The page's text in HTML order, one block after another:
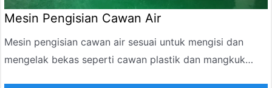
Mesin Pengisian Cawan Air
Mesin pengisian cawan air sesuai untuk mengisi dan
mengelak bekas seperti cawan plastik dan mangkuk